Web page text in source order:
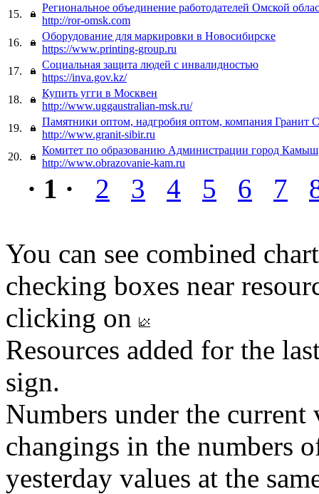
15.
Региональное объединение работодателей Омской
http://ror-omsk.com
16.
Оборудование для маркировки в Новосибирске
https://www.printing-group.ru
17.
Социальная защита людей с инвалидностью
https://inva.gov.kz/
18.
Купить угги в Москвен
http://www.uggaustralian-msk.ru/
19.
Памятники оптом, надгробия оптом, компания Гранит
http://www.granit-sibir.ru
20.
Комитет по образованию Администрации город Камыш
http://www.obrazovanie-kam.ru
· 1 · 2 3 4 5 6 7
You can see combined
checking boxes near
clicking on
Resources added for the
sign.
Numbers under the
changings in the numbers
yesterday values at the